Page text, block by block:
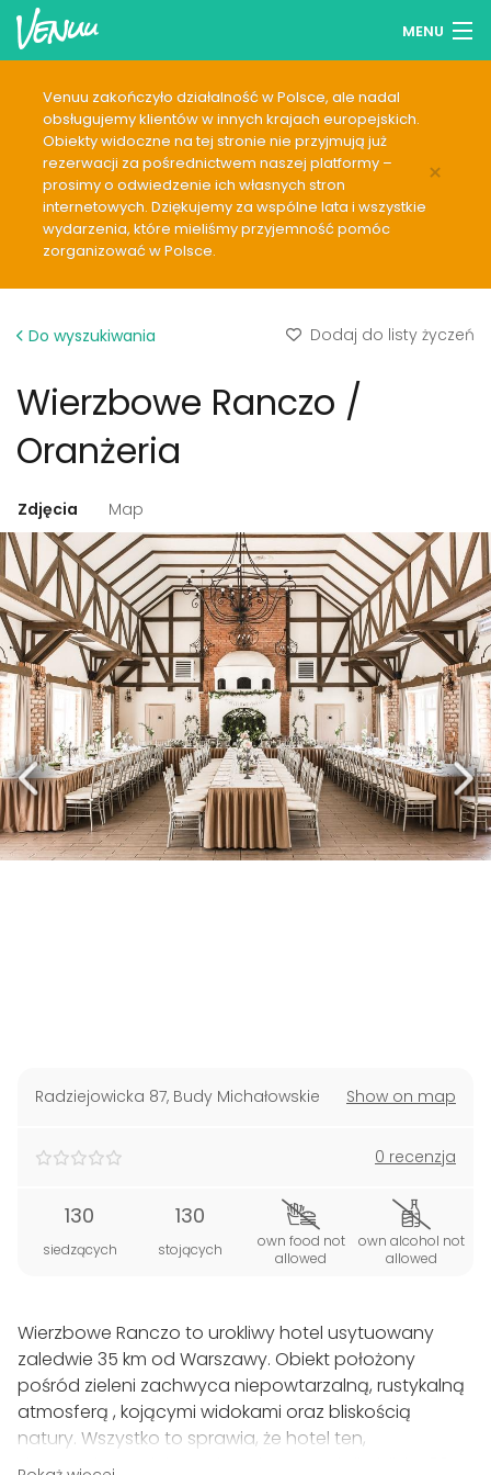
MENU
Lista życzeń
Zaloguj się
Polski
Dodaj swój lokal
Venuu zakończyło działalność w Polsce, ale nadal
obsługujemy klientów w innych krajach europejskich.
Obiekty widoczne na tej stronie nie przyjmują już
rezerwacji za pośrednictwem naszej platformy –
prosimy o odwiedzenie ich własnych stron
internetowych. Dziękujemy za wspólne lata i wszystkie
wydarzenia, które mieliśmy przyjemność pomóc
zorganizować w Polsce.
×
Do wyszukiwania Dodaj do listy życzeń
Wierzbowe Ranczo /
Oranżeria
Zdjęcia Map
Radziejowicka 87, Budy Michałowskie Show on map
0 recenzja
130
siedzących
130
stojących
own food not
allowed
own alcohol not
allowed
Wierzbowe Ranczo to urokliwy hotel usytuowany
zaledwie 35 km od Warszawy. Obiekt położony
pośród zieleni zachwyca niepowtarzalną, rustykalną
atmosferą , kojącymi widokami oraz bliskością
natury. Wszystko to sprawia, że hotel ten,
dysponujący miejscami noclegowymi dla blisko 30